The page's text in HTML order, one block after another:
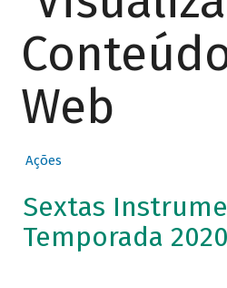
Web
Ações
Sextas
Temporada 2020